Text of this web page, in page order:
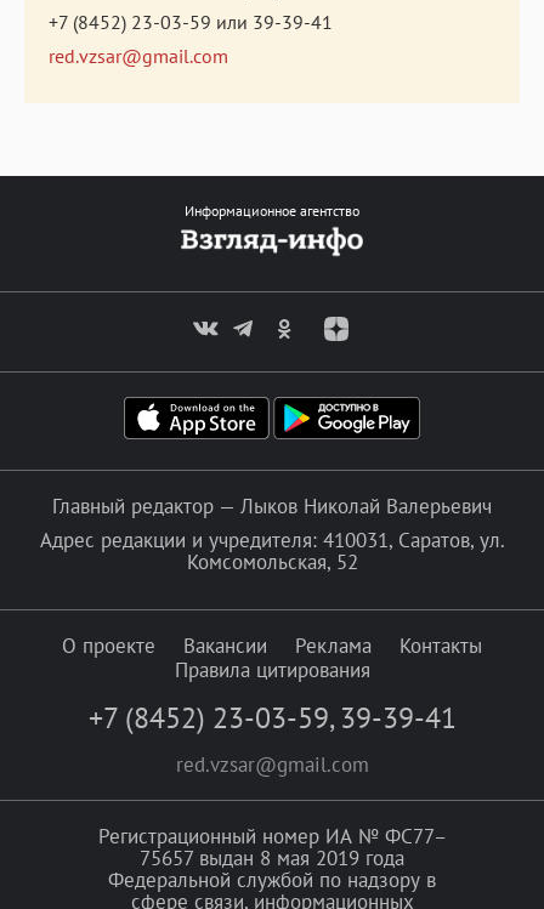
+7 (8452) 23-03-59 или 39-39-41
red.vzsar@gmail.com
Информационное агентство
Главный редактор — Лыков Николай Валерьевич
Адрес редакции и учредителя: 410031, Саратов, ул.
Комсомольская, 52
О проекте Вакансии Реклама
Контакты
Правила цитирования
+7 (8452) 23-03-59, 39-39-41
red.vzsar@gmail.com
Регистрационный номер ИА № ФС77–
75657 выдан 8 мая 2019 года
Федеральной службой по надзору в
сфере связи, информационных